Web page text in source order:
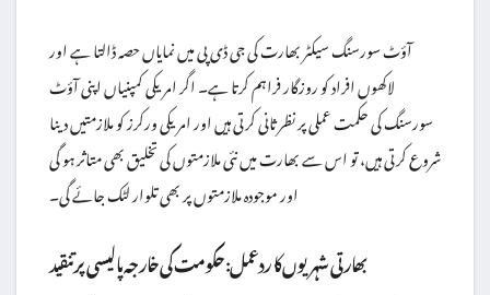
آؤٹ سورسنگ سیکٹر بھارت کی جی ڈی پی میں نمایاں حصہ ڈالتا ہے اور
لاکھوں افراد کو روزگار فراہم کرتا ہے۔ اگر امریکی کمپنیاں اپنی آؤٹ
سورسنگ کی حکمت عملی پر نظر ثانی کرتی ہیں اور امریکی ورکرز کو ملازمتیں دینا
شروع کرتی ہیں، تو اس سے بھارت میں نئی ملازمتوں کی تخلیق بھی متاثر ہو گی
اور موجودہ ملازمتوں پر بھی تلوار لٹک جائے گی۔
بھارتی شہریوں کا ردعمل: حکومت کی خارجہ پالیسی پر تنقید